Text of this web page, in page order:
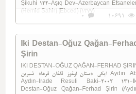
Şikuhi 132-Aşıq Dev-Azerbaycan
10691
0
Iki Destan-Oğuz Qağan-
Şirin
IKI DESTAN-OĞUZ QAĞAN-FERHAD
ایکی دستان-اوغوز قاغان-فرهاد شیرین Aydın Abi
Aydın-Irade Resuli Baki-2002 131-
Destan-Oğuz Qağan-Ferhad Şirin